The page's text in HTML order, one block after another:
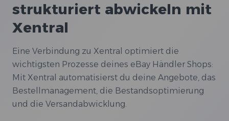
strukturiert abwickeln mit
Xentral
Eine Verbindung zu Xentral optimiert die
wichtigsten Prozesse deines eBay Händler Shops:
Mit Xentral automatisierst du deine Angebote, das
Bestellmanagement, die Bestandsoptimierung
und die Versandabwicklung.